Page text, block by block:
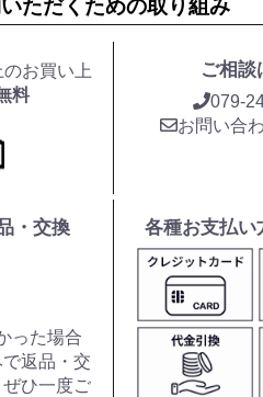
ただくための取り組み
お買い上
料
ご相談
079-
お問い合
・交換
った場合
返品・交
ひ一度ご
各種お支払い